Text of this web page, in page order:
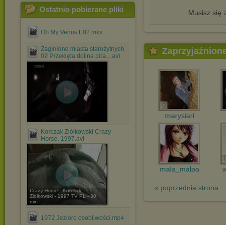
Ostatnio pobierane pliki
Oh My Venus E02.mkv
Zaginione miasta starożytnych
02 Przeklęta dolina pira....avi
Korczak Ziółkowski Crazy
Horse. 1997.avi
Crazy Horse - Korczak
Ziółkowski - 1997 TV PL - 30
min ...
1972 Jezioro osobliwości.mp4
Musisz się
marysiari
mala_malpa
« poprzednia strona